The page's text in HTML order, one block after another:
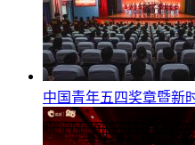
中国青年五四奖章暨新